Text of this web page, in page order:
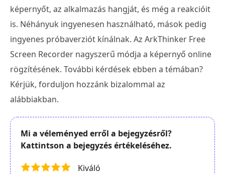
képernyőt, az alkalmazás hangját, és még a reakcióit
is. Néhányuk ingyenesen használható, mások pedig
ingyenes próbaverziót kínálnak. Az ArkThinker Free
Screen Recorder nagyszerű módja a képernyő online
rögzítésének. További kérdések ebben a témában?
Kérjük, forduljon hozzánk bizalommal az
alábbiakban.
Mi a véleményed erről a bejegyzésről?
Kattintson a bejegyzés értékeléséhez.
Kiváló